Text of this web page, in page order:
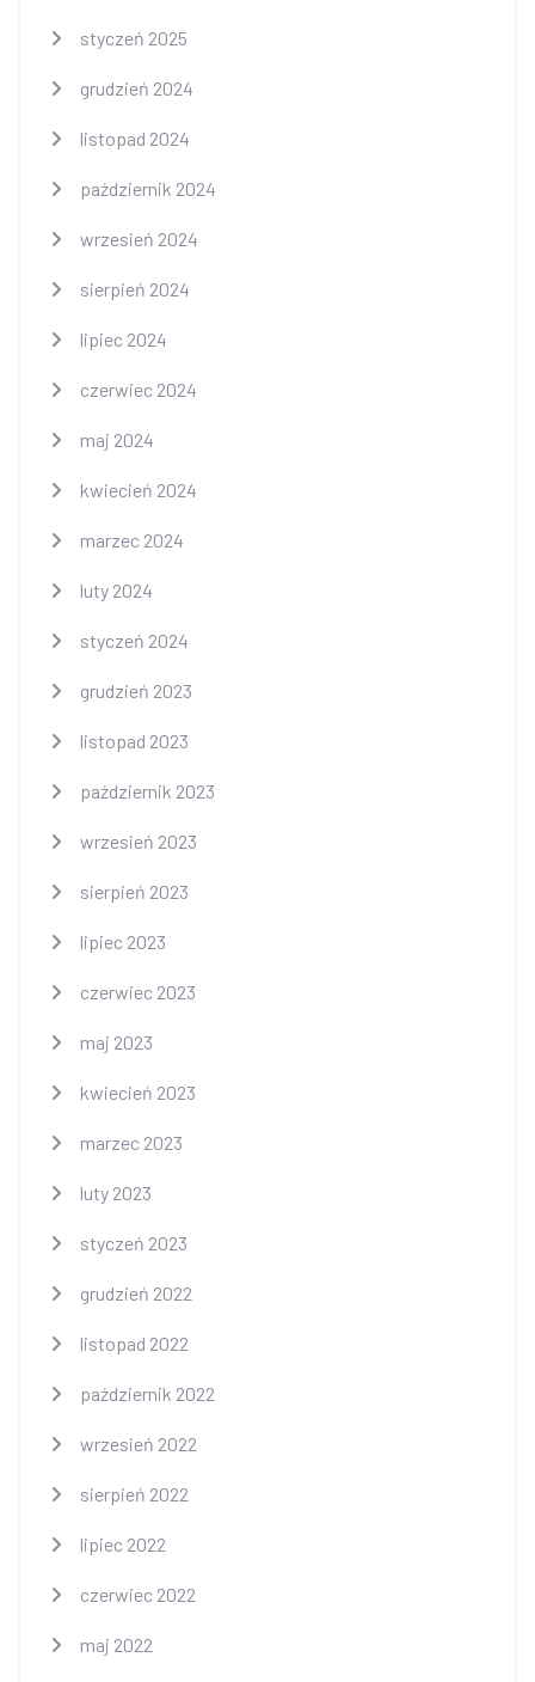
styczeń 2025
grudzień 2024
listopad 2024
październik 2024
wrzesień 2024
sierpień 2024
lipiec 2024
czerwiec 2024
maj 2024
kwiecień 2024
marzec 2024
luty 2024
styczeń 2024
grudzień 2023
listopad 2023
październik 2023
wrzesień 2023
sierpień 2023
lipiec 2023
czerwiec 2023
maj 2023
kwiecień 2023
marzec 2023
luty 2023
styczeń 2023
grudzień 2022
listopad 2022
październik 2022
wrzesień 2022
sierpień 2022
lipiec 2022
czerwiec 2022
maj 2022